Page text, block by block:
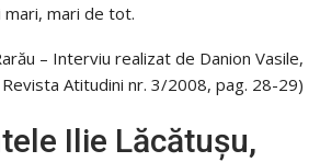
mari, mari de tot.
– Interviu realizat de Danion Vasile,
Atitudini nr. 3/2008, pag. 28-29)
Ilie Lăcătușu,